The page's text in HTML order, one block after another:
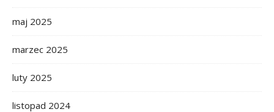
maj 2025
marzec 2025
luty 2025
listopad 2024